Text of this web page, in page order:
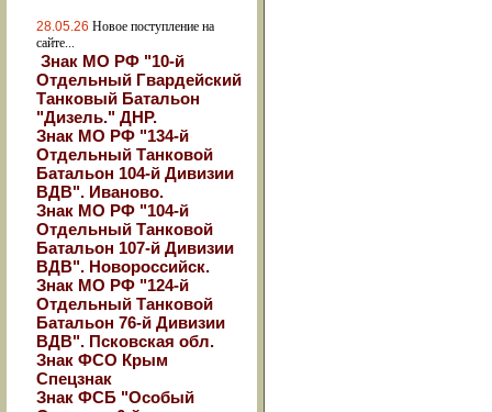
28.05.26 Новое поступление на
сайте...
Знак МО РФ "10-й
Отдельный Гвардейский
Танковый Батальон
"Дизель." ДНР.
Знак МО РФ "134-й
Отдельный Танковой
Батальон 104-й Дивизии
ВДВ". Иваново.
Знак МО РФ "104-й
Отдельный Танковой
Батальон 107-й Дивизии
ВДВ". Новороссийск.
Знак МО РФ "124-й
Отдельный Танковой
Батальон 76-й Дивизии
ВДВ". Псковская обл.
Знак ФСО Крым
Спецзнак
Знак ФСБ "Особый